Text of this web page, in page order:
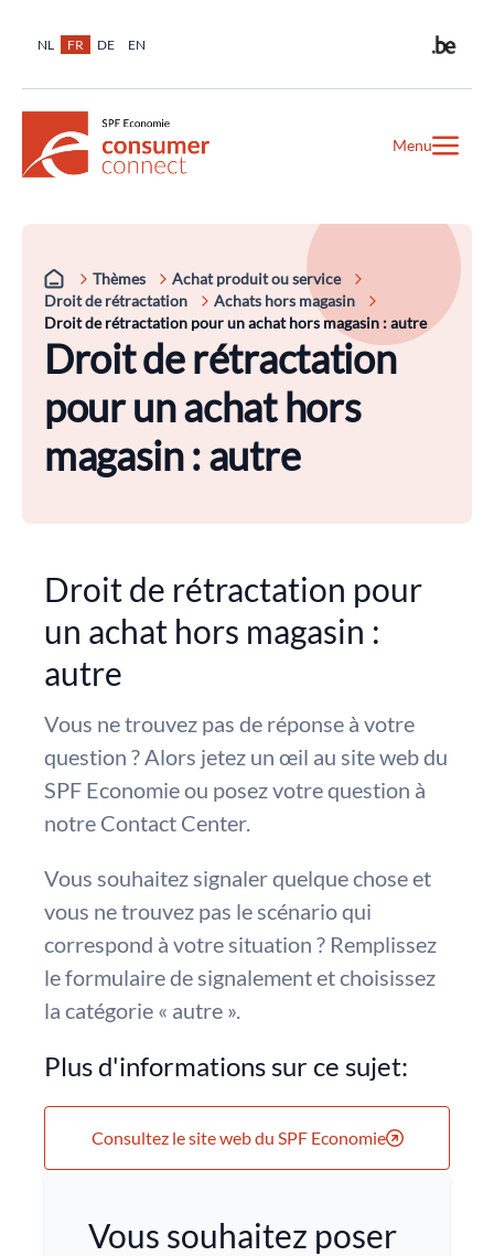
NL FR DE EN
Menu
Thèmes
Achat produit ou service
Droit de rétractation
Achats hors magasin
Droit de rétractation pour un achat hors magasin : autre
Droit de rétractation
pour un achat hors
magasin : autre
Droit de rétractation pour
un achat hors magasin :
autre
Vous ne trouvez pas de réponse à votre
question ? Alors jetez un œil au site web du
SPF Economie ou posez votre question à
notre Contact Center.
Vous souhaitez signaler quelque chose et
vous ne trouvez pas le scénario qui
correspond à votre situation ? Remplissez
le formulaire de signalement et choisissez
la catégorie « autre ».
Plus d'informations sur ce sujet:
Consultez le site web du SPF Economie
Vous souhaitez poser